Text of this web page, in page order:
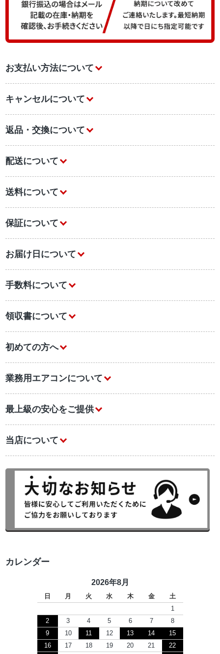
お支払い方法について
キャンセルについて
返品・交換について
配送について
送料について
保証について
お届け日について
手数料について
領収書について
初めての方へ
業務用エアコンについて
最上級の安心をご提供
当店について
カレンダー
2026年8月
日 月 火 水 木 金
土
1
2
3 4 5 6 7
8
9
10 11 12 13 14
15
16
17 18 19 20 21 22